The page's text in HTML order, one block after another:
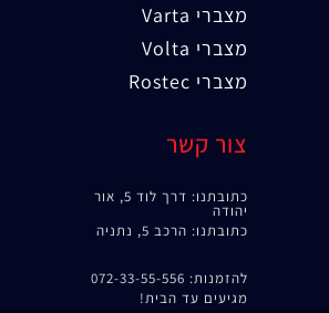
מצברי Varta
מצברי Volta
מצברי Rostec
צור קשר
כתובתנו: דרך לוד 5, אור
יהודה
כתובתנו: הרכב 5, נתניה
להזמנות: 072-33-55-556
מגיעים עד הבית!